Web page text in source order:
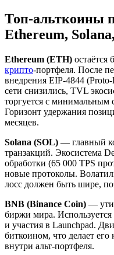
Топ-альткоины
Ethereum,
Ethereum (ETH) остаётся
крипто-портфеля. После
внедрения EIP-4844
сети снизились, TVL
торгуется с минимальным
Горизонт удержания
месяцев.
Solana (SOL) — главный
транзакций. Экосистема
обработки (65 000 TPS
новые протоколы.
лосс должен быть шире,
BNB (Binance Coin) —
биржи мира. Используется
и участия в Launchpad.
биткоином, что делает
внутри альт-портфеля.